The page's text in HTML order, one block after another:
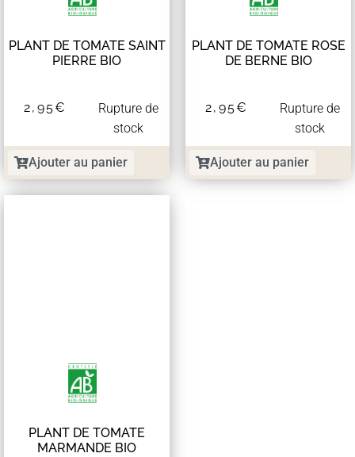
PLANT DE TOMATE SAINT
PIERRE BIO
2,95€
Rupture de
stock
Ajouter au panier
PLANT DE TOMATE ROSE
DE BERNE BIO
2,95€
Rupture de
stock
Ajouter au panier
PLANT DE TOMATE
MARMANDE BIO